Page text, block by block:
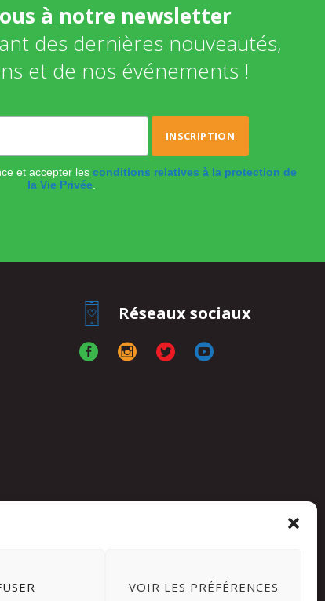
VOIR LES PRÉFÉRENCES
à notre newsletter
des dernières nouveautés,
et de nos événements !
et accepter les conditions relatives à la protection de
la Vie Privée.
Réseaux sociaux